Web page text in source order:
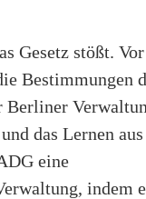
Gesetz stößt.
Bestimmungen
Berliner
das Lernen
eine
indem